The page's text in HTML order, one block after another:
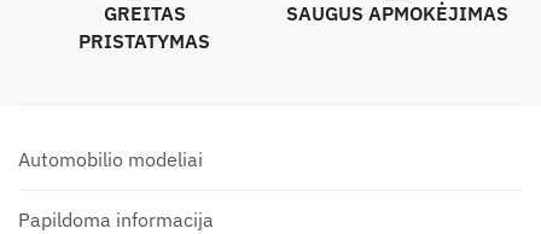
GREITAS
PRISTATYMAS
SAUGUS APMOKĖJIMAS
Automobilio modeliai
Papildoma informacija